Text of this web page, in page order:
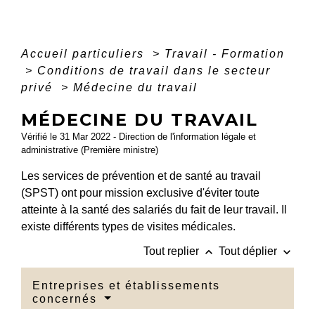
Accueil particuliers > Travail - Formation
> Conditions de travail dans le secteur
privé
> Médecine du travail
MÉDECINE DU TRAVAIL
Vérifié le 31 Mar 2022 - Direction de l'information légale et
administrative (Première ministre)
Les services de prévention et de santé au travail
(SPST) ont pour mission exclusive d'éviter toute
atteinte à la santé des salariés du fait de leur travail. Il
existe différents types de visites médicales.
Tout replier keyboard_arrow_up Tout déplier keyboard_arrow_down
Entreprises et établissements
concernés